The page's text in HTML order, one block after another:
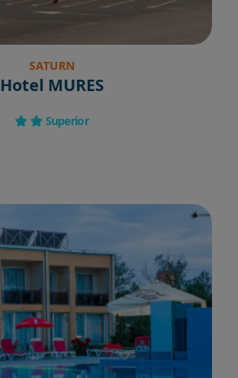
SATURN
Hotel MURES
Superior